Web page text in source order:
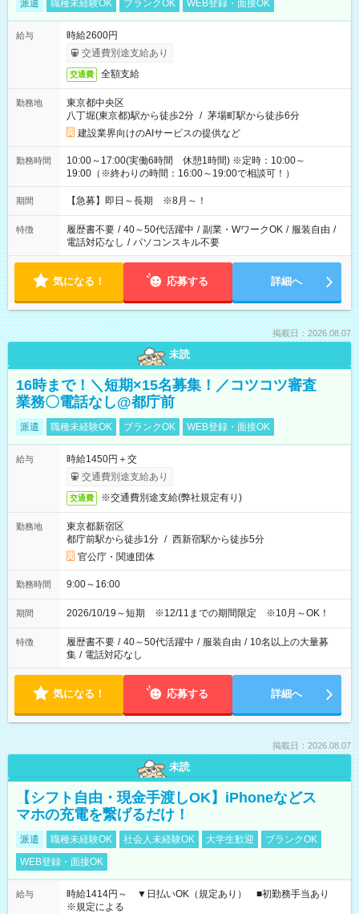
派遣 職種未経験OK ブランクOK WEB登録・面接OK
給与
時給2600円
交通費別途支給あり
交通費 全額支給
勤務地
東京都中央区
八丁堀(東京都)駅から徒歩2分 / 茅場町駅から徒歩6分
建設業界向けのAIサービスの提供など
勤務時間
10:00～17:00(実働6時間 休憩1時間) ※定時：10:00～
19:00（※終わりの時間：16:00～19:00で相談可！）
期間 【急募】即日～長期 ※8月～！
特徴 履歴書不要 / 40～50代活躍中 / 副業・WワークOK / 服装自由 /
電話対応なし / パソコンスキル不要
気になる！ 応募する 詳細へ
掲載日：2026.08.07
未読
16時まで！＼短期×15名募集！／コツコツ審査
業務〇電話なし@都庁前
派遣 職種未経験OK ブランクOK WEB登録・面接OK
給与
時給1450円＋交
交通費別途支給あり
交通費 ※交通費別途支給(弊社規定有り)
勤務地
東京都新宿区
都庁前駅から徒歩1分 / 西新宿駅から徒歩5分
官公庁・関連団体
勤務時間 9:00～16:00
期間 2026/10/19～短期 ※12/11までの期間限定 ※10月～OK！
特徴 履歴書不要 / 40～50代活躍中 / 服装自由 / 10名以上の大量募
集 / 電話対応なし
気になる！ 応募する 詳細へ
掲載日：2026.08.07
未読
【シフト自由・現金手渡しOK】iPhoneなどス
マホの充電を繋げるだけ！
派遣 職種未経験OK 社会人未経験OK 大学生歓迎
ブランクOK
WEB登録・面接OK
給与
時給1414円～ ▼日払いOK（規定あり） ■初勤務手当あり
※規定による